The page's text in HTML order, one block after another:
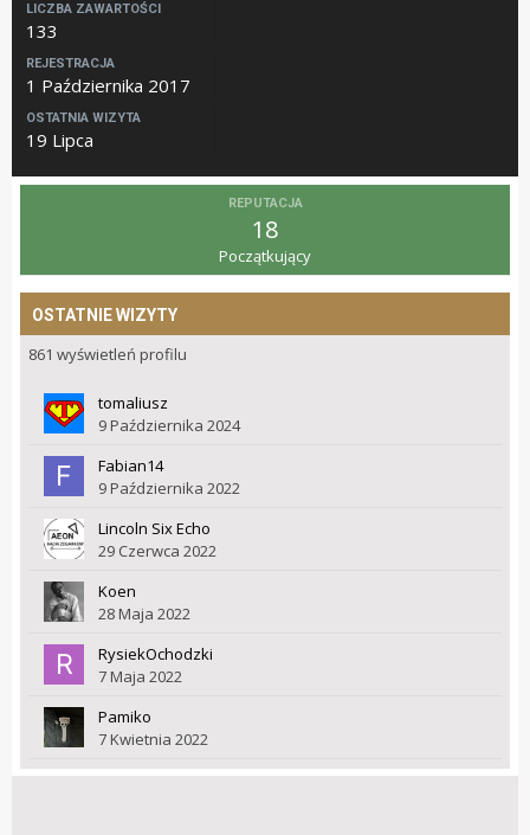
LICZBA ZAWARTOŚCI
133
REJESTRACJA
1 Października 2017
OSTATNIA WIZYTA
19 Lipca
REPUTACJA
18
Początkujący
OSTATNIE WIZYTY
861 wyświetleń profilu
tomaliusz
9 Października 2024
Fabian14
9 Października 2022
Lincoln Six Echo
29 Czerwca 2022
Koen
28 Maja 2022
RysiekOchodzki
7 Maja 2022
Pamiko
7 Kwietnia 2022